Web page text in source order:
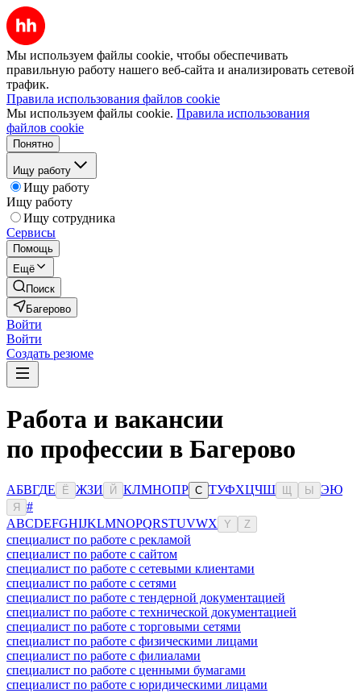
Мы используем файлы cookie, чтобы обеспечивать
правильную работу нашего веб-сайта и анализировать сетевой
трафик.
Правила использования файлов cookie
Мы используем файлы cookie. Правила использования
файлов cookie
Понятно
Ищу работу
Ищу работу
Ищу работу
Ищу сотрудника
Сервисы
Помощь
Ещё
Поиск
Багерово
Войти
Войти
Создать резюме
Работа и вакансии
по профессии в Багерово
АБВГДЕ Ё ЖЗИ Й КЛМНОПР С ТУФХЦЧШ Ы ЭЮ
Я
#
ABCDEFGHIJKLMNOPQRSTUVWX Y Z
специалист по работе с рекламой
специалист по работе с сайтом
специалист по работе с сетевыми клиентами
специалист по работе с сетями
специалист по работе с тендерной документацией
специалист по работе с технической документацией
специалист по работе с торговыми сетями
специалист по работе с физическими лицами
специалист по работе с филиалами
специалист по работе с ценными бумагами
специалист по работе с юридическими лицами